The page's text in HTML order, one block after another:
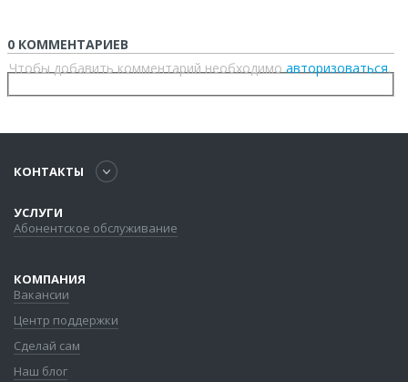
0 КОММЕНТАРИЕВ
Чтобы добавить комментарий необходимоавторизоваться.
КОНТАКТЫ
УСЛУГИ
Абонентское обслуживание
КОМПАНИЯ
Вакансии
Центр поддержки
Сделай сам
Наш блог